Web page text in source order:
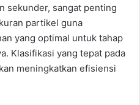
sekunder, sangat penting
partikel guna
yang optimal untuk tahap
Klasifikasi yang tepat pada
meningkatkan efisiensi